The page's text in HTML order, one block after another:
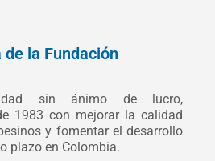
de la Fundación
sin ánimo de lucro,
1983 con mejorar la calidad
y fomentar el desarrollo
plazo en Colombia.